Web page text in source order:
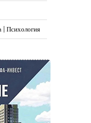
| Психология